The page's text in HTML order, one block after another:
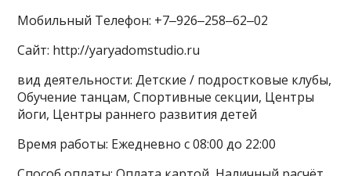
Мобильный Телефон: +7‒926‒258‒62‒02
Сайт: http://yaryadomstudio.ru
вид деятельности: Детские / подростковые клубы,
Обучение танцам, Спортивные секции, Центры
йоги, Центры раннего развития детей
Время работы: Ежедневно с 08:00 до 22:00